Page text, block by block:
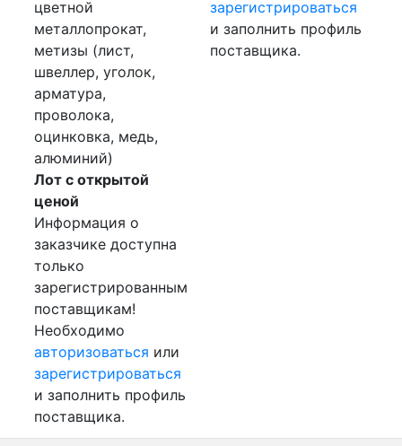
цветной
металлопрокат,
метизы (лист,
швеллер, уголок,
арматура,
проволока,
оцинковка, медь,
алюминий)
Лот с открытой
ценой
Информация о
заказчике доступна
только
зарегистрированным
поставщикам!
Необходимо
авторизоваться или
зарегистрироваться
и заполнить профиль
поставщика.
зарегистрироваться
и заполнить профиль
поставщика.